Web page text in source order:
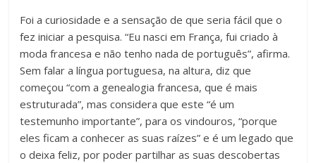
Foi a curiosidade e a sensação de que seria fácil que o
fez iniciar a pesquisa. “Eu nasci em França, fui criado à
moda francesa e não tenho nada de português”, afirma.
Sem falar a língua portuguesa, na altura, diz que
começou “com a genealogia francesa, que é mais
estruturada”, mas considera que este “é um
testemunho importante”, para os vindouros, “porque
eles ficam a conhecer as suas raízes” e é um legado que
o deixa feliz, por poder partilhar as suas descobertas